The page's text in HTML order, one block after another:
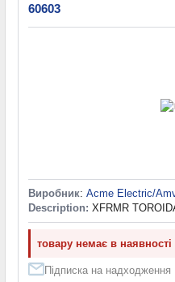
60603
Виробник: Acme Electric/
Description: XFRMR
товару немає в наявності
Підписка на надходження